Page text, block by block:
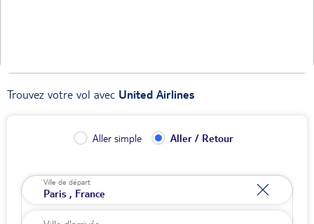
Trouvez votre vol avec United Airlines
Aller simple Aller / Retour
Ville de départ